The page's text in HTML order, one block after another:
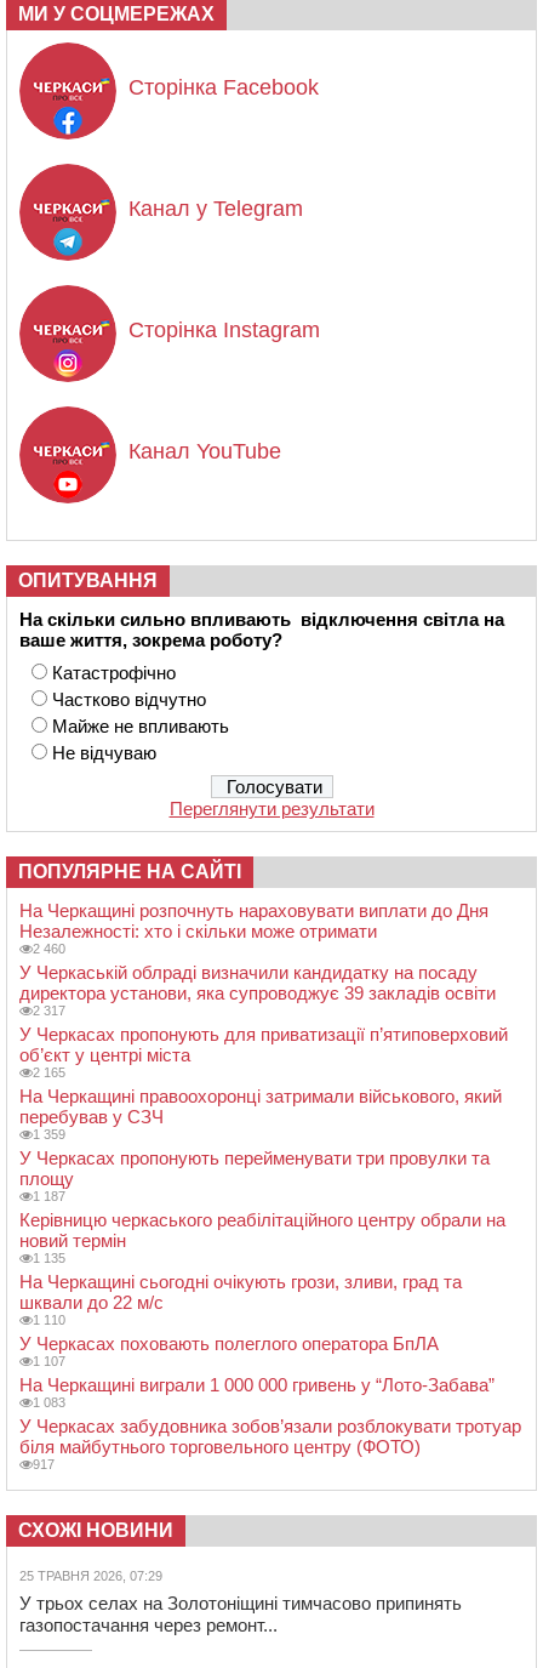
МИ У СОЦМЕРЕЖАХ
Сторінка Facebook
Канал у Telegram
Сторінка Instagram
Канал YouTube
ОПИТУВАННЯ
На скільки сильно впливають відключення світла на
ваше життя, зокрема роботу?
Катастрофічно
Частково відчутно
Майже не впливають
Не відчуваю
Переглянути результати
ПОПУЛЯРНЕ НА САЙТІ
На Черкащині розпочнуть нараховувати виплати до Дня
Незалежності: хто і скільки може отримати
2 460
У Черкаській облраді визначили кандидатку на посаду
директора установи, яка супроводжує 39 закладів освіти
2 317
У Черкасах пропонують для приватизації п’ятиповерховий
об’єкт у центрі міста
2 165
На Черкащині правоохоронці затримали військового, який
перебував у СЗЧ
1 359
У Черкасах пропонують перейменувати три провулки та
площу
1 187
Керівницю черкаського реабілітаційного центру обрали на
новий термін
1 135
На Черкащині сьогодні очікують грози, зливи, град та
шквали до 22 м/с
1 110
У Черкасах поховають полеглого оператора БпЛА
1 107
На Черкащині виграли 1 000 000 гривень у “Лото-Забава”
1 083
У Черкасах забудовника зобов’язали розблокувати тротуар
біля майбутнього торговельного центру (ФОТО)
917
СХОЖІ НОВИНИ
25 ТРАВНЯ 2026, 07:29
У трьох селах на Золотоніщині тимчасово припинять
газопостачання через ремонт...